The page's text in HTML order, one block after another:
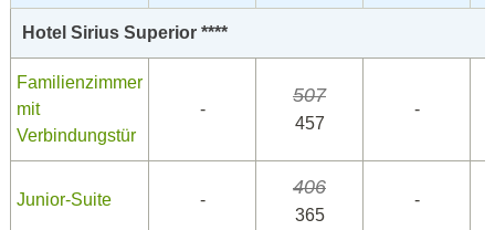
Hotel Sirius Superior ****
Familienzimmer
mit
Verbindungstür
-
507
457
-
Junior-Suite -
406
365
-